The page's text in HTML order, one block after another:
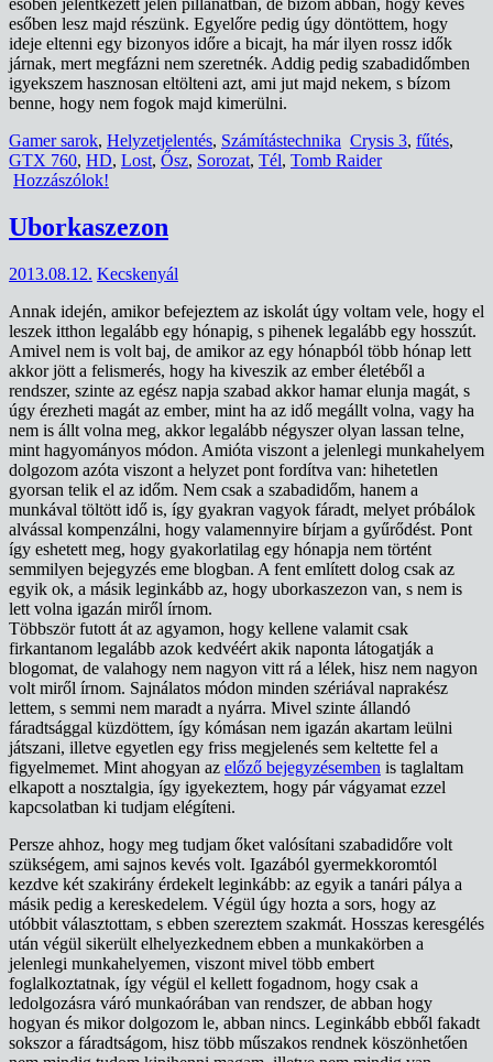
esőben jelentkezett jelen pillanatban, de bízom abban, hogy kevés
esőben lesz majd részünk. Egyelőre pedig úgy döntöttem, hogy
ideje eltenni egy bizonyos időre a bicajt, ha már ilyen rossz idők
járnak, mert megfázni nem szeretnék. Addig pedig szabadidőmben
igyekszem hasznosan eltölteni azt, ami jut majd nekem, s bízom
benne, hogy nem fogok majd kimerülni.
Gamer sarok, Helyzetjelentés, Számítástechnika Crysis 3, fűtés,
GTX 760, HD, Lost, Ősz, Sorozat, Tél, Tomb Raider
Hozzászólok!
Uborkaszezon
2013.08.12. Kecskenyál
Annak idején, amikor befejeztem az iskolát úgy voltam vele, hogy el
leszek itthon legalább egy hónapig, s pihenek legalább egy hosszút.
Amivel nem is volt baj, de amikor az egy hónapból több hónap lett
akkor jött a felismerés, hogy ha kiveszik az ember életéből a
rendszer, szinte az egész napja szabad akkor hamar elunja magát, s
úgy érezheti magát az ember, mint ha az idő megállt volna, vagy ha
nem is állt volna meg, akkor legalább négyszer olyan lassan telne,
mint hagyományos módon. Amióta viszont a jelenlegi munkahelyem
dolgozom azóta viszont a helyzet pont fordítva van: hihetetlen
gyorsan telik el az időm. Nem csak a szabadidőm, hanem a
munkával töltött idő is, így gyakran vagyok fáradt, melyet próbálok
alvással kompenzálni, hogy valamennyire bírjam a gyűrődést. Pont
így eshetett meg, hogy gyakorlatilag egy hónapja nem történt
semmilyen bejegyzés eme blogban. A fent említett dolog csak az
egyik ok, a másik leginkább az, hogy uborkaszezon van, s nem is
lett volna igazán miről írnom.
Többször futott át az agyamon, hogy kellene valamit csak
firkantanom legalább azok kedvéért akik naponta látogatják a
blogomat, de valahogy nem nagyon vitt rá a lélek, hisz nem nagyon
volt miről írnom. Sajnálatos módon minden szériával naprakész
lettem, s semmi nem maradt a nyárra. Mivel szinte állandó
fáradtsággal küzdöttem, így kómásan nem igazán akartam leülni
játszani, illetve egyetlen egy friss megjelenés sem keltette fel a
figyelmemet. Mint ahogyan az előző bejegyzésemben is taglaltam
elkapott a nosztalgia, így igyekeztem, hogy pár vágyamat ezzel
kapcsolatban ki tudjam elégíteni.
Persze ahhoz, hogy meg tudjam őket valósítani szabadidőre volt
szükségem, ami sajnos kevés volt. Igazából gyermekkoromtól
kezdve két szakirány érdekelt leginkább: az egyik a tanári pálya a
másik pedig a kereskedelem. Végül úgy hozta a sors, hogy az
utóbbit választottam, s ebben szereztem szakmát. Hosszas keresgélés
után végül sikerült elhelyezkednem ebben a munkakörben a
jelenlegi munkahelyemen, viszont mivel több embert
foglalkoztatnak, így végül el kellett fogadnom, hogy csak a
ledolgozásra váró munkaórában van rendszer, de abban hogy
hogyan és mikor dolgozom le, abban nincs. Leginkább ebből fakadt
sokszor a fáradtságom, hisz több műszakos rendnek köszönhetően